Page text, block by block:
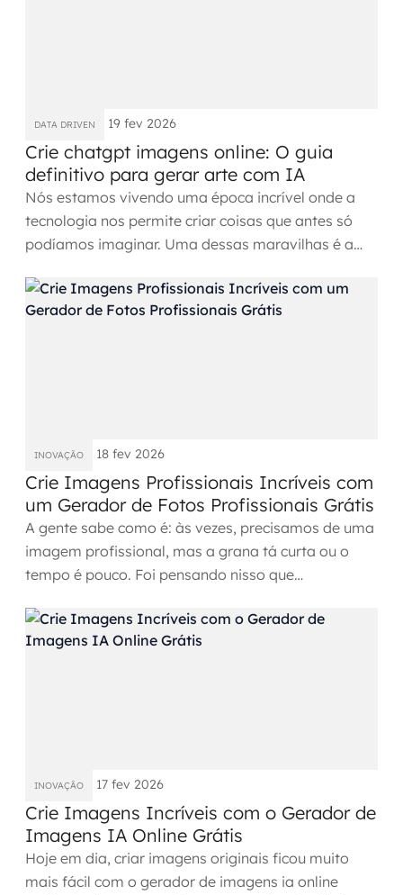
DATA DRIVEN 19 fev 2026
Crie chatgpt imagens online: O guia
definitivo para gerar arte com IA
Nós estamos vivendo uma época incrível onde a
tecnologia nos permite criar coisas que antes só
podíamos imaginar. Uma dessas maravilhas é a
INOVAÇÃO 18 fev 2026
Crie Imagens Profissionais Incríveis com
um Gerador de Fotos Profissionais Grátis
A gente sabe como é: às vezes, precisamos de uma
imagem profissional, mas a grana tá curta ou o
tempo é pouco. Foi pensando nisso que
INOVAÇÃO 17 fev 2026
Crie Imagens Incríveis com o Gerador de
Imagens IA Online Grátis
Hoje em dia, criar imagens originais ficou muito
mais fácil com o gerador de imagens ia online